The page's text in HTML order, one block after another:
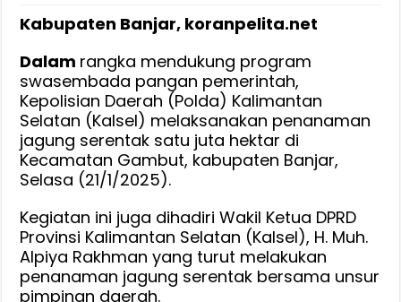
Kabupaten Banjar, koranpelita.net
Dalam rangka mendukung program
swasembada pangan pemerintah,
Kepolisian Daerah (Polda) Kalimantan
Selatan (Kalsel) melaksanakan penanaman
jagung serentak satu juta hektar di
Kecamatan Gambut, kabupaten Banjar,
Selasa (21/1/2025).
Kegiatan ini juga dihadiri Wakil Ketua DPRD
Provinsi Kalimantan Selatan (Kalsel), H. Muh.
Alpiya Rakhman yang turut melakukan
penanaman jagung serentak bersama unsur
pimpinan daerah.